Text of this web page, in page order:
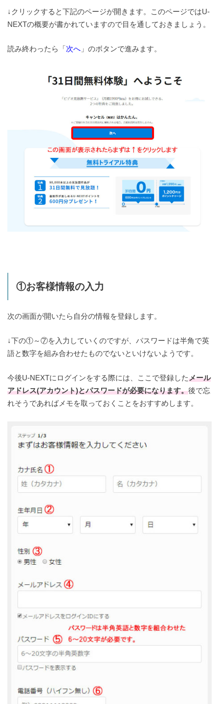
↓クリックすると下記のページが開きます。このページではU-
NEXTの概要が書かれていますので目を通しておきましょう。
読み終わったら「次へ 」のボタンで進みます。
①お客様情報の入力
次の画面が開いたら自分の情報を登録します。
↓下の①～⑦を入力していくのですが、パスワードは半角で英
語と数字を組み合わせたものでないといけないようです。
今後U-NEXTにログインをする際には、ここで登録したメール
アドレス(アカウント)とパスワードが必要になります。後で忘
れそうであればメモを取っておくことをおすすめします。